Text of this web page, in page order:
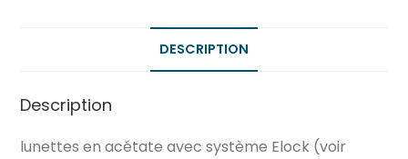
DESCRIPTION
Description
lunettes en acétate avec système Elock (voir